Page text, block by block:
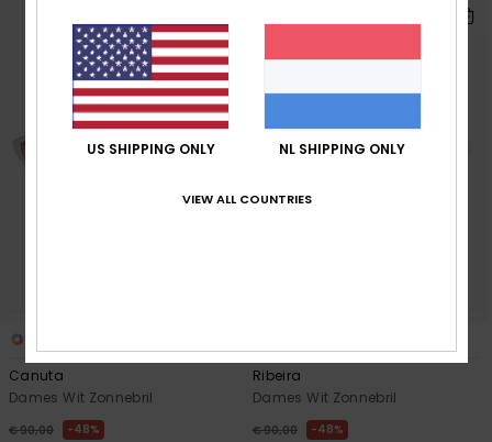
Canuta
Dames Wit Zonnebril
€ 90,00 48%
Ribeira
Dames Wit Zonnebril
€ 90,00 48%
US SHIPPING ONLY NL SHIPPING ONLY
VIEW ALL COUNTRIES